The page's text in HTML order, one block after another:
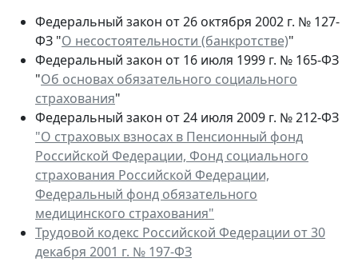
Федеральный закон от 26 октября 2002 г. № 127-
ФЗ "О несостоятельности (банкротстве)"
Федеральный закон от 16 июля 1999 г. № 165-ФЗ
"Об основах обязательного социального
страхования"
Федеральный закон от 24 июля 2009 г. № 212-ФЗ
"О страховых взносах в Пенсионный фонд
Российской Федерации, Фонд социального
страхования Российской Федерации,
Федеральный фонд обязательного
медицинского страхования"
Трудовой кодекс Российской Федерации от 30
декабря 2001 г. № 197-ФЗ